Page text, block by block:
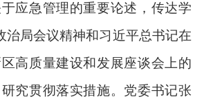
应急管理的重要论述，传达学
治局会议精神和习近平总书记在
高质量建设和发展座谈会上的
究贯彻落实措施。党委书记张